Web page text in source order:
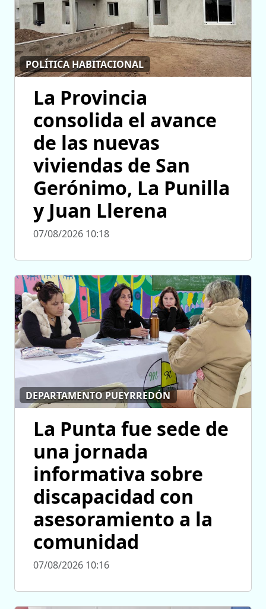
POLÍTICA HABITACIONAL
La Provincia
consolida el avance
de las nuevas
viviendas de San
Gerónimo, La Punilla
y Juan Llerena
07/08/2026 10:18
DEPARTAMENTO PUEYRREDÓN
La Punta fue sede de
una jornada
informativa sobre
discapacidad con
asesoramiento a la
comunidad
07/08/2026 10:16